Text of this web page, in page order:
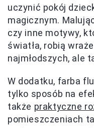
uczynić pokój
magicznym.
czy inne motywy,
światła, robią
najmłodszych, ale
W dodatku, farba
tylko sposób na
także praktyczne
pomieszczeniach